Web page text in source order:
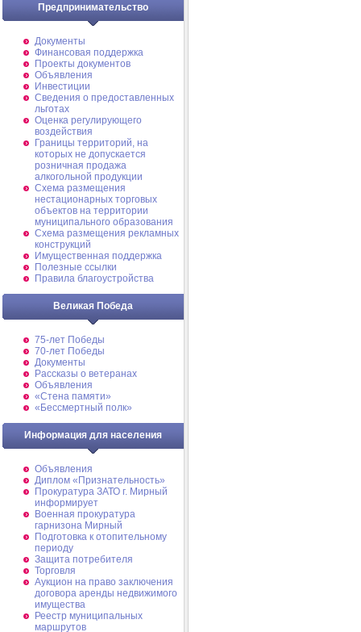
Предпринимательство
Документы
Финансовая поддержка
Проекты документов
Объявления
Инвестиции
Сведения о предоставленных
льготах
Оценка регулирующего
воздействия
Границы территорий, на
которых не допускается
розничная продажа
алкогольной продукции
Схема размещения
нестационарных торговых
объектов на территории
муниципального образования
Схема размещения рекламных
конструкций
Имущественная поддержка
Полезные ссылки
Правила благоустройства
Великая Победа
75-лет Победы
70-лет Победы
Документы
Рассказы о ветеранах
Объявления
«Стена памяти»
«Бессмертный полк»
Информация для населения
Объявления
Диплом «Признательность»
Прокуратура ЗАТО г. Мирный
информирует
Военная прокуратура
гарнизона Мирный
Подготовка к отопительному
периоду
Защита потребителя
Торговля
Аукцион на право заключения
договора аренды недвижимого
имущества
Реестр муниципальных
маршрутов